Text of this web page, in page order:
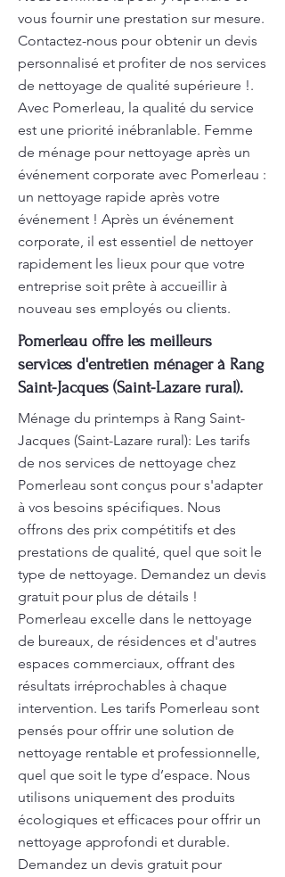
vous fournir une prestation sur mesure.
Contactez-nous pour obtenir un devis
personnalisé et profiter de nos services
de nettoyage de qualité supérieure !.
Avec Pomerleau, la qualité du service
est une priorité inébranlable. Femme
de ménage pour nettoyage après un
événement corporate avec Pomerleau :
un nettoyage rapide après votre
événement ! Après un événement
corporate, il est essentiel de nettoyer
rapidement les lieux pour que votre
entreprise soit prête à accueillir à
nouveau ses employés ou clients.
Pomerleau offre les meilleurs
services d'entretien ménager à Rang
Saint-Jacques (Saint-Lazare rural).
Ménage du printemps à Rang Saint-
Jacques (Saint-Lazare rural): Les tarifs
de nos services de nettoyage chez
Pomerleau sont conçus pour s'adapter
à vos besoins spécifiques. Nous
offrons des prix compétitifs et des
prestations de qualité, quel que soit le
type de nettoyage. Demandez un devis
gratuit pour plus de détails !
Pomerleau excelle dans le nettoyage
de bureaux, de résidences et d'autres
espaces commerciaux, offrant des
résultats irréprochables à chaque
intervention. Les tarifs Pomerleau sont
pensés pour offrir une solution de
nettoyage rentable et professionnelle,
quel que soit le type d’espace. Nous
utilisons uniquement des produits
écologiques et efficaces pour offrir un
nettoyage approfondi et durable.
Demandez un devis gratuit pour